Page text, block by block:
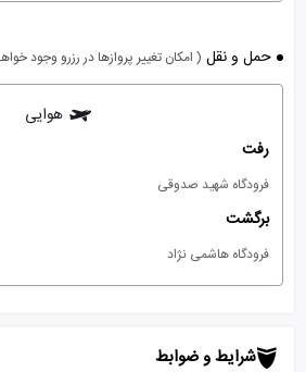
حمل و نقل ( امکان تغییر پروازها در رزرو وجود
هوایی
رفت
فرودگاه شهید صدوقی
برگشت
فرودگاه هاشمی نژاد
شرایط و ضوابط